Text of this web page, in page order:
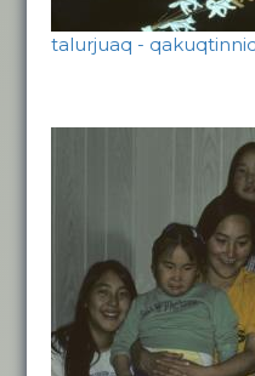
talurjuaq -